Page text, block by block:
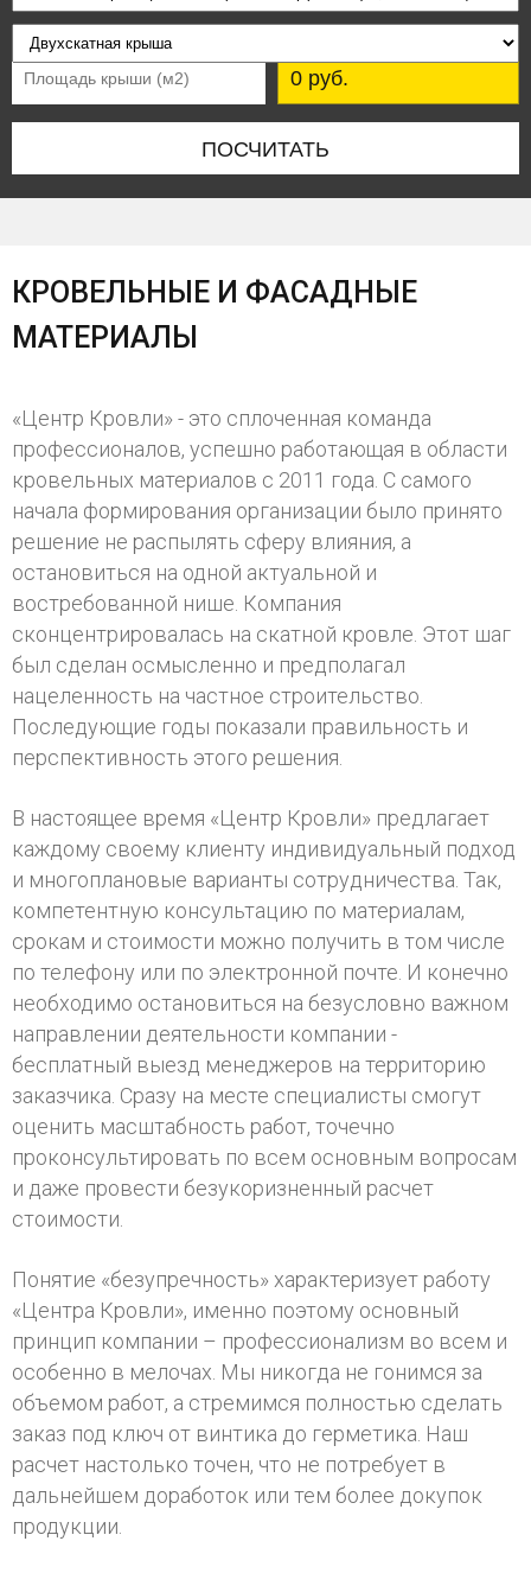
ПОСЧИТАТЬ
КРОВЕЛЬНЫЕ И ФАСАДНЫЕ
МАТЕРИАЛЫ
«Центр Кровли» - это сплоченная команда
профессионалов, успешно работающая в области
кровельных материалов с 2011 года. С самого
начала формирования организации было принято
решение не распылять сферу влияния, а
остановиться на одной актуальной и
востребованной нише. Компания
сконцентрировалась на скатной кровле. Этот шаг
был сделан осмысленно и предполагал
нацеленность на частное строительство.
Последующие годы показали правильность и
перспективность этого решения.
В настоящее время «Центр Кровли» предлагает
каждому своему клиенту индивидуальный подход
и многоплановые варианты сотрудничества. Так,
компетентную консультацию по материалам,
срокам и стоимости можно получить в том числе
по телефону или по электронной почте. И конечно
необходимо остановиться на безусловно важном
направлении деятельности компании -
бесплатный выезд менеджеров на территорию
заказчика. Сразу на месте специалисты смогут
оценить масштабность работ, точечно
проконсультировать по всем основным вопросам
и даже провести безукоризненный расчет
стоимости.
Понятие «безупречность» характеризует работу
«Центра Кровли», именно поэтому основный
принцип компании – профессионализм во всем и
особенно в мелочах. Мы никогда не гонимся за
объемом работ, а стремимся полностью сделать
заказ под ключ от винтика до герметика. Наш
расчет настолько точен, что не потребует в
дальнейшем доработок или тем более докупок
продукции.